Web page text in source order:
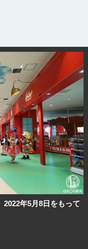
年5月8日をもって